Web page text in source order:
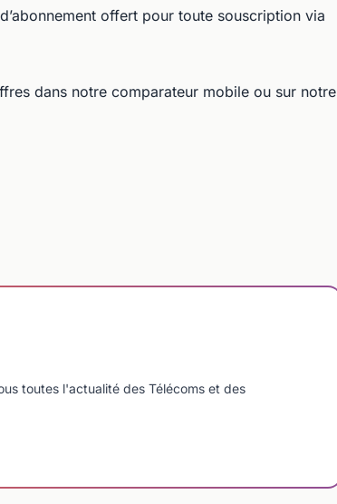
offert pour toute souscription via
dans notre comparateur mobile ou sur notre
toutes l'actualité des Télécoms et des